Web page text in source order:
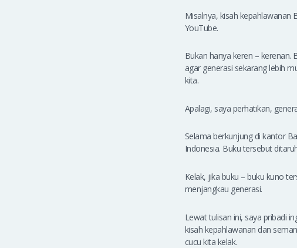
Misalnya, kisah kepahlawanan
YouTube.
Bukan hanya keren – kerenan.
agar generasi sekarang lebih
kita.
Apalagi, saya perhatikan,
Selama berkunjung di kantor
Indonesia. Buku tersebut
Kelak, jika buku – buku kuno
menjangkau generasi.
Lewat tulisan ini, saya pribadi
kisah kepahlawanan dan
cucu kita kelak.